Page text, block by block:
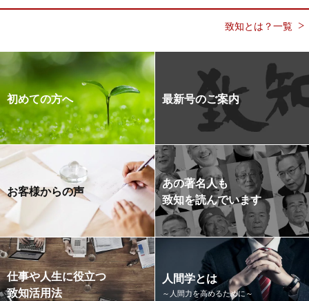
致知とは？一覧
初めての方へ 最新号のご案内
お客様からの声
あの著名人も
致知を読んでいます
仕事や人生に役立つ
致知活用法
人間学とは
～人間力を高めるために～